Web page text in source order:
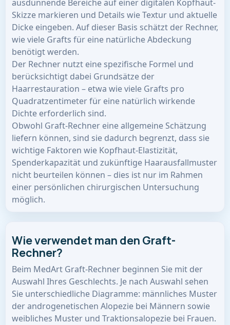
ausdünnende Bereiche auf einer digitalen Kopfhaut-
Skizze markieren und Details wie Textur und aktuelle
Dicke eingeben. Auf dieser Basis schätzt der Rechner,
wie viele Grafts für eine natürliche Abdeckung
benötigt werden.
Der Rechner nutzt eine spezifische Formel und
berücksichtigt dabei Grundsätze der
Haarrestauration – etwa wie viele Grafts pro
Quadratzentimeter für eine natürlich wirkende
Dichte erforderlich sind.
Obwohl Graft-Rechner eine allgemeine Schätzung
liefern können, sind sie dadurch begrenzt, dass sie
wichtige Faktoren wie Kopfhaut-Elastizität,
Spenderkapazität und zukünftige Haarausfallmuster
nicht beurteilen können – dies ist nur im Rahmen
einer persönlichen chirurgischen Untersuchung
möglich.
Wie verwendet man den Graft-
Rechner?
Beim MedArt Graft-Rechner beginnen Sie mit der
Auswahl Ihres Geschlechts. Je nach Auswahl sehen
Sie unterschiedliche Diagramme: männliches Muster
der androgenetischen Alopezie bei Männern sowie
weibliches Muster und Traktionsalopezie bei Frauen.